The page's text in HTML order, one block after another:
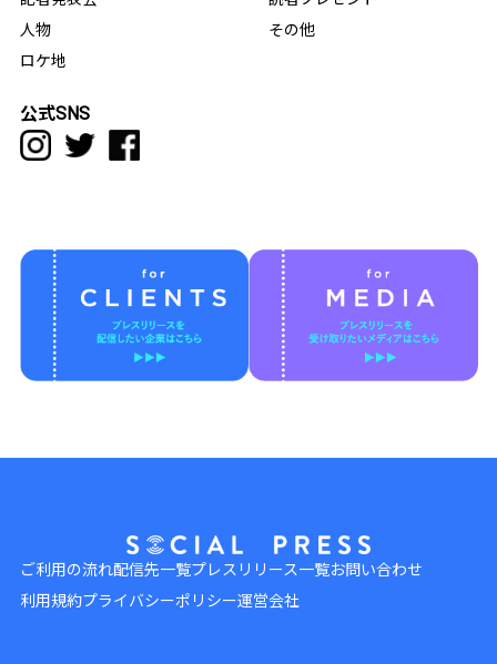
人物
ロケ地
その他
公式SNS
ご利用の流れ配信先一覧プレスリリース一覧お問い合わせ
利用規約プライバシーポリシー運営会社